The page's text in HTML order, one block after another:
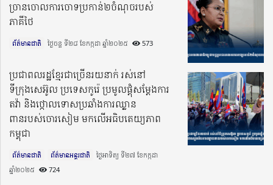
ច្រានចោលការចោទប្រកាន់២ចំណុចរបស់
ភាគីថៃ
ព័ត៌មានជាតិ ថ្ងៃចន្ទ ទី២៨ ខែកក្កដា ឆ្នាំ២០២៥​ 573
ប្រជាពលរដ្ឋខ្មែរជាច្រើនរយនាក់ រស់​នៅ
ទីក្រុងសេអ៊ូល ប្រទេសកូរ៉េ ប្រមូលផ្តុំសម្ដែងការ
តវ៉ា និងថ្កោលទោសប្រឆាំងការឈ្លាន
ពានរបស់ចោរសៀម មកលើអធិបតេយ្យភាព
កម្ពុជា
ព័ត៌មានជាតិ ព័ត៌មានអន្តរជាតិ
ថ្ងៃអាទិត្យ ទី២៧ ខែកក្កដា
ឆ្នាំ២០២៥​
724